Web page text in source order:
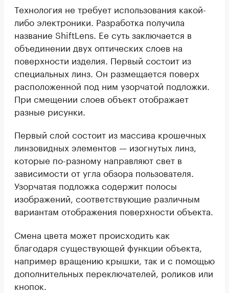
Технология не требует использования какой-
либо электроники. Разработка получила
название ShiftLens. Ее суть заключается в
объединении двух оптических слоев на
поверхности изделия. Первый состоит из
специальных линз. Он размещается поверх
расположенной под ним узорчатой подложки.
При смещении слоев объект отображает
разные рисунки.
Первый слой состоит из массива крошечных
линзовидных элементов — изогнутых линз,
которые по-разному направляют свет в
зависимости от угла обзора пользователя.
Узорчатая подложка содержит полосы
изображений, соответствующие различным
вариантам отображения поверхности объекта.
Смена цвета может происходить как
благодаря существующей функции объекта,
например вращению крышки, так и с помощью
дополнительных переключателей, роликов или
кнопок.